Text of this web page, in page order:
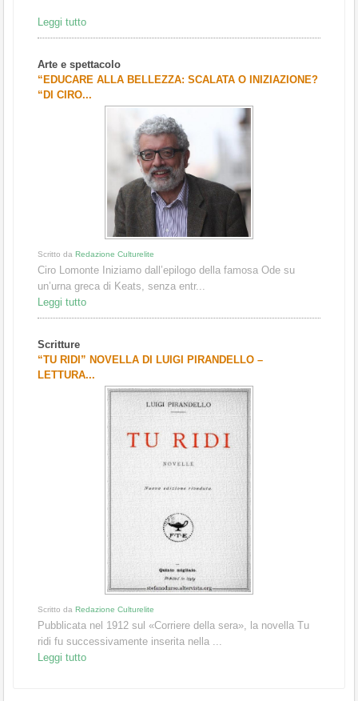
Leggi tutto
Arte e spettacolo
“EDUCARE ALLA BELLEZZA: SCALATA O INIZIAZIONE?
“DI CIRO...
Scritto da Redazione Culturelite
Ciro Lomonte Iniziamo dall’epilogo della famosa Ode su
un’urna greca di Keats, senza entr...
Leggi tutto
Scritture
“TU RIDI” NOVELLA DI LUIGI PIRANDELLO –
LETTURA...
Scritto da Redazione Culturelite
Pubblicata nel 1912 sul «Corriere della sera», la novella Tu
ridi fu successivamente inserita nella ...
Leggi tutto